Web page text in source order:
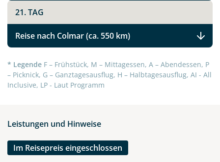
21. TAG
Reise nach Colmar (ca. 550 km)
* Legende F – Frühstück, M – Mittagessen, A – Abendessen, P
– Picknick, G – Ganztagesausflug, H – Halbtagesausflug, AI - All
Inclusive, LP - Laut Programm
Leistungen und Hinweise
Im Reisepreis eingeschlossen